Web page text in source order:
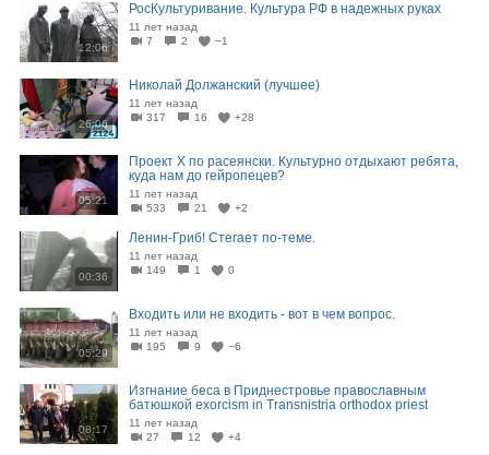
12:06
РосКультуривание. Культура РФ в надежных руках
11 лет назад
7
2 −1
26:06
Николай Должанский (лучшее)
11 лет назад
317
16 +28
05:21
Проект Х по расеянски. Культурно отдыхают ребята,
куда нам до гейропецев?
11 лет назад
533
21 +2
00:36
Ленин-Гриб! Стегает по-теме.
11 лет назад
149
1 0
05:29
Входить или не входить - вот в чем вопрос.
11 лет назад
195
9 −6
08:17
Изгнание беса в Приднестровье православным
батюшкой exorcism in Transnistria orthodox priest
11 лет назад
27
12 +4